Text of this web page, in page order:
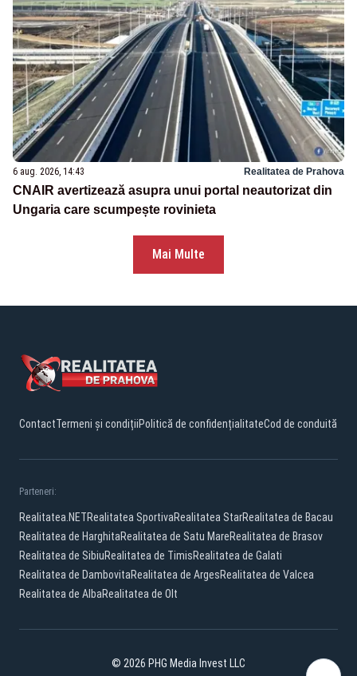
6 aug. 2026, 14:43 Realitatea de Prahova
CNAIR avertizează asupra unui portal neautorizat din
Ungaria care scumpește rovinieta
Mai Multe
ContactTermeni și condițiiPolitică de confidențialitateCod de conduită
Parteneri:
Realitatea.NETRealitatea SportivaRealitatea StarRealitatea de Bacau
Realitatea de HarghitaRealitatea de Satu MareRealitatea de Brasov
Realitatea de SibiuRealitatea de TimisRealitatea de Galati
Realitatea de DambovitaRealitatea de ArgesRealitatea de Valcea
Realitatea de AlbaRealitatea de Olt
© 2026 PHG Media Invest LLC